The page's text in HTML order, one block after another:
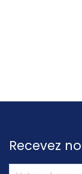
Recevez